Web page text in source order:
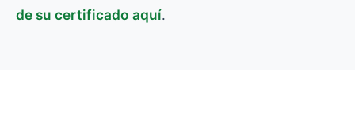
de su certificado aquí.